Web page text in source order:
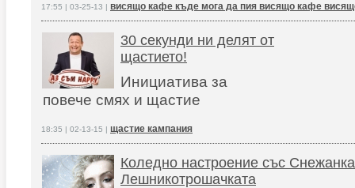
17:55 | 03-25-13 | висящо кафе къде мога да пия висящо кафе
30 секунди ни делят от
щастието!
Инициатива за
повече смях и щастие
18:35 | 02-13-15 | щастие кампания
Коледно настроение със
Лешникотрошачката